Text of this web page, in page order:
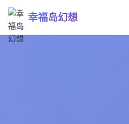
幸福岛幻想